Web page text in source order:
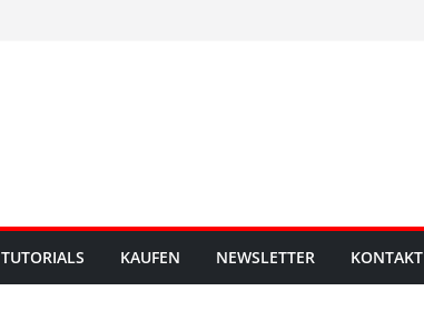
TUTORIALS KAUFEN NEWSLETTER KONTAKT